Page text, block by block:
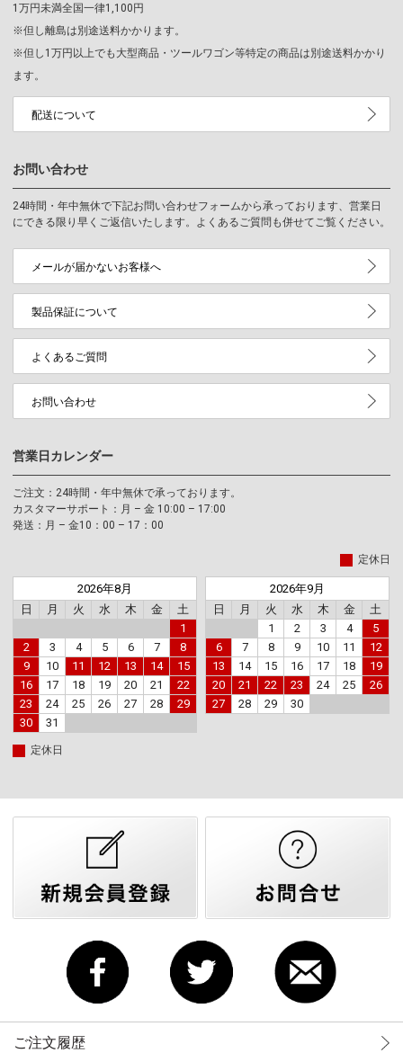
1万円未満全国一律1,100円
※但し離島は別途送料かかります。
※但し1万円以上でも大型商品・ツールワゴン等特定の商品は別途送料かかり
ます。
配送について
お問い合わせ
24時間・年中無休で下記お問い合わせフォームから承っております、営業日
にできる限り早くご返信いたします。よくあるご質問も併せてご覧ください。
メールが届かないお客様へ
製品保証について
よくあるご質問
お問い合わせ
営業日カレンダー
ご注文：24時間・年中無休で承っております。
カスタマーサポート：月 – 金 10:00 – 17:00
発送：月 – 金10：00 – 17：00
定休日
2026年8月
日
月 火 水 木 金
土
1
2
3 4 5 6 7
8
9
10 11 12 13 14
15
16
17 18 19 20 21
22
23
24 25 26 27 28
29
30
31
2026年9月
日
月 火 水 木 金
土
1
2 3 4
5
6
7 8 9 10 11
12
13
14 15 16 17 18
19
20
21 22 23 24 25
26
27
28 29 30
定休日
ご注文履歴